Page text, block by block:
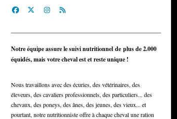
Notre équipe assure le suivi nutritionnel de plus de 2.000
équidés, mais votre cheval est et reste unique !
Nous travaillons avec des écuries, des vétérinaires, des
éleveurs, des cavaliers professionnels, des particuliers... des
chevaux, des poneys, des ânes, des jeunes, des vieux... et
pourtant, notre nutritionniste offre à chaque cheval une ration